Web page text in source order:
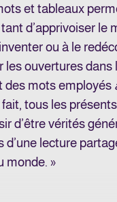
et tableaux
d’apprivoiser le
ou à le
les ouvertures dans
des mots employés
fait, tous les
d’être vérités
d’une lecture
monde. »